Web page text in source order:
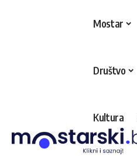
Mostar
Društvo
Kultura